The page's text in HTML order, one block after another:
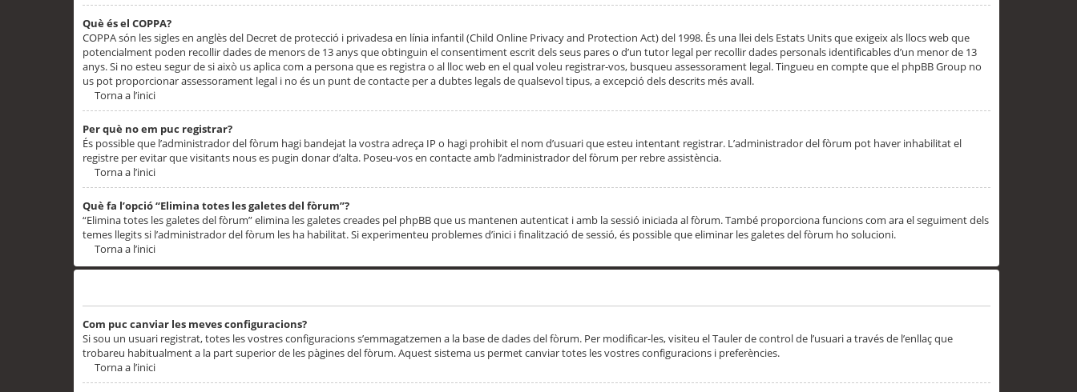
Què és el COPPA?
COPPA són les sigles en anglès del Decret de protecció i privadesa en línia infantil (Child Online Privacy and Protection Act) del 1998. És una llei dels Estats Units que exigeix als llocs web que
potencialment poden recollir dades de menors de 13 anys que obtinguin el consentiment escrit dels seus pares o d’un tutor legal per recollir dades personals identificables d’un menor de 13
anys. Si no esteu segur de si això us aplica com a persona que es registra o al lloc web en el qual voleu registrar-vos, busqueu assessorament legal. Tingueu en compte que el phpBB Group no
us pot proporcionar assessorament legal i no és un punt de contacte per a dubtes legals de qualsevol tipus, a excepció dels descrits més avall.
Torna a l’inici
Per què no em puc registrar?
És possible que l’administrador del fòrum hagi bandejat la vostra adreça IP o hagi prohibit el nom d’usuari que esteu intentant registrar. L’administrador del fòrum pot haver inhabilitat el
registre per evitar que visitants nous es pugin donar d’alta. Poseu-vos en contacte amb l’administrador del fòrum per rebre assistència.
Torna a l’inici
Què fa l’opció “Elimina totes les galetes del fòrum”?
“Elimina totes les galetes del fòrum” elimina les galetes creades pel phpBB que us mantenen autenticat i amb la sessió iniciada al fòrum. També proporciona funcions com ara el seguiment dels
temes llegits si l’administrador del fòrum les ha habilitat. Si experimenteu problemes d’inici i finalització de sessió, és possible que eliminar les galetes del fòrum ho solucioni.
Torna a l’inici
Com puc canviar les meves configuracions?
Si sou un usuari registrat, totes les vostres configuracions s’emmagatzemen a la base de dades del fòrum. Per modificar-les, visiteu el Tauler de control de l’usuari a través de l’enllaç que
trobareu habitualment a la part superior de les pàgines del fòrum. Aquest sistema us permet canviar totes les vostres configuracions i preferències.
Torna a l’inici